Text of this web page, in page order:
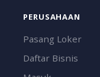
PERUSAHAAN
Pasang Loker
Daftar Bisnis